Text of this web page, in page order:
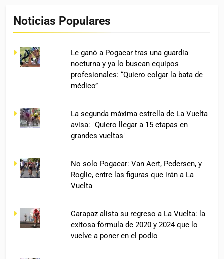
Noticias Populares
Le ganó a Pogacar tras una guardia
nocturna y ya lo buscan equipos
profesionales: “Quiero colgar la bata de
médico”
La segunda máxima estrella de La Vuelta
avisa: "Quiero llegar a 15 etapas en
grandes vueltas"
No solo Pogacar: Van Aert, Pedersen, y
Roglic, entre las figuras que irán a La
Vuelta
Carapaz alista su regreso a La Vuelta: la
exitosa fórmula de 2020 y 2024 que lo
vuelve a poner en el podio